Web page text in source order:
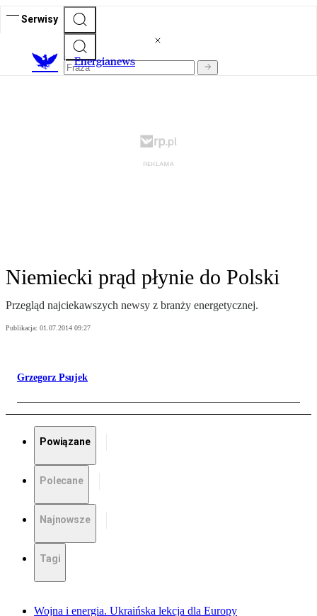
Serwisy
Energianews
Niemiecki prąd płynie do Polski
Przegląd najciekawszych newsy z branży energetycznej.
Publikacja: 01.07.2014 09:27
Grzegorz Psujek
Powiązane
Polecane
Najnowsze
Tagi
Wojna i energia. Ukraińska lekcja dla Europy